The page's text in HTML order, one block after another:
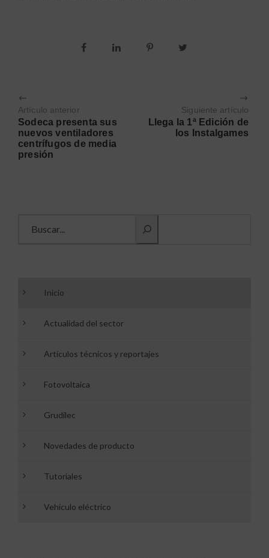
Artículo anterior
Sodeca presenta sus
nuevos ventiladores
centrífugos de media
presión
Siguiente artículo
Llega la 1ª Edición de
los Instalgames
Inicio
Actualidad del sector
Artículos técnicos y reportajes
Fotovoltaica
Grudilec
Novedades de producto
Tutoriales
Vehículo eléctrico